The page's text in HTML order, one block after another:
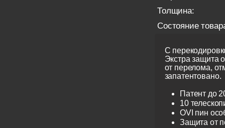
Толщина:
Состояние
С
Экстра защита
от перелома,
запатентовано.
Патент до
10
OVI пин
Защита от